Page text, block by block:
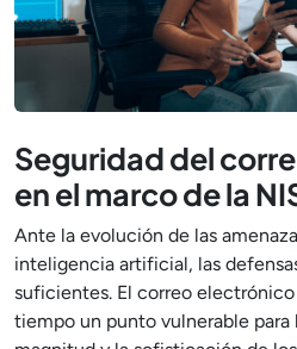
Seguridad del
en el marco de la
Ante la evolución de las
inteligencia artificial, las
suficientes. El correo
tiempo un punto vulnerable para